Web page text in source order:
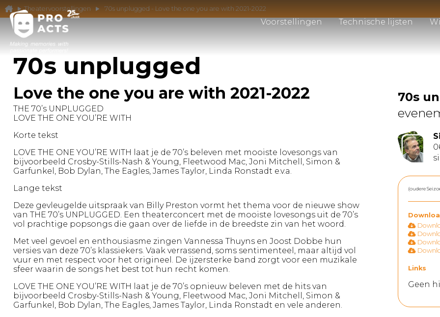
Voorstellingen Technische lijsten
Theatervoorstellingen 70s unplugged - Love the one you are with 2021-2022
70s unplugged
Love the one you are with 2021-2022
THE 70’s UNPLUGGED
LOVE THE ONE YOU’RE WITH
Korte tekst
LOVE THE ONE YOU’RE WITH laat je de 70’s beleven met mooiste lovesongs van
bijvoorbeeld Crosby-Stills-Nash & Young, Fleetwood Mac, Joni Mitchell, Simon &
Garfunkel, Bob Dylan, The Eagles, James Taylor, Linda Ronstadt e.v.a.
Lange tekst
Deze gevleugelde uitspraak van Billy Preston vormt het thema voor de nieuwe show
van THE 70’s UNPLUGGED. Een theaterconcert met de mooiste lovesongs uit de 70’s
vol prachtige popsongs die gaan over de liefde in de breedste zin van het woord.
Met veel gevoel en enthousiasme zingen Vannessa Thuyns en Joost Dobbe hun
versies van deze 70’s klassiekers. Vaak verrassend, soms sentimenteel, maar altijd vol
vuur en met respect voor het origineel. De ijzersterke band zorgt voor een muzikale
sfeer waarin de songs het best tot hun recht komen.
LOVE THE ONE YOU’RE WITH laat je de 70’s opnieuw beleven met de hits van
bijvoorbeeld Crosby-Stills-Nash & Young, Fleetwood Mac, Joni Mitchell, Simon &
Garfunkel, Bob Dylan, The Eagles, James Taylor, Linda Ronstadt en vele anderen.
70s
(oudere
Links
Geen